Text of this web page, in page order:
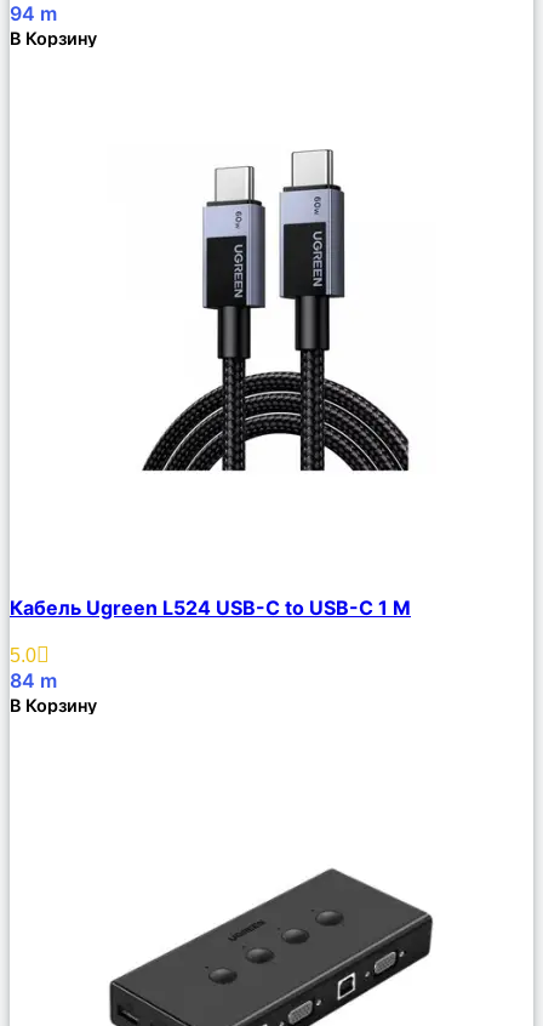
94 m
В Корзину
Описание
Избранное
Кабель Ugreen L524 USB-C to USB-C 1 M
5.0
84 m
В Корзину